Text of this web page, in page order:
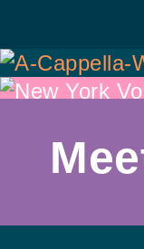
springen
springen